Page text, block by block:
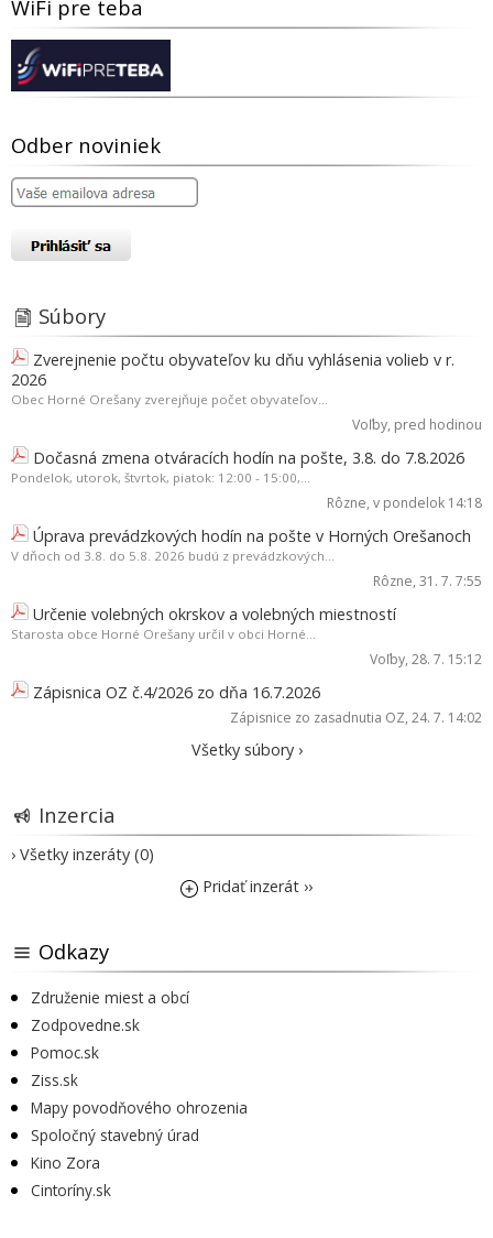
WiFi pre teba
Odber noviniek
Súbory
Zverejnenie počtu obyvateľov ku dňu vyhlásenia volieb v r.
2026
Obec Horné Orešany zverejňuje počet obyvateľov...
Voľby, pred hodinou
Dočasná zmena otváracích hodín na pošte, 3.8. do 7.8.2026
Pondelok, utorok, štvrtok, piatok: 12:00 - 15:00,...
Rôzne, v pondelok 14:18
Úprava prevádzkových hodín na pošte v Horných Orešanoch
V dňoch od 3.8. do 5.8. 2026 budú z prevádzkových...
Rôzne, 31. 7. 7:55
Určenie volebných okrskov a volebných miestností
Starosta obce Horné Orešany určil v obci Horné...
Voľby, 28. 7. 15:12
Zápisnica OZ č.4/2026 zo dňa 16.7.2026
Zápisnice zo zasadnutia OZ, 24. 7. 14:02
Všetky súbory ›
Inzercia
› Všetky inzeráty (0)
Pridať inzerát ››
Odkazy
Združenie miest a obcí
Zodpovedne.sk
Pomoc.sk
Ziss.sk
Mapy povodňového ohrozenia
Spoločný stavebný úrad
Kino Zora
Cintoríny.sk